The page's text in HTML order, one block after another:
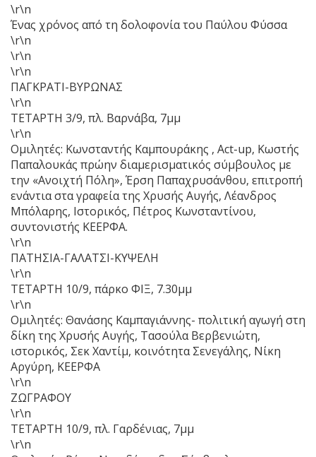
\r\n
Ένας χρόνος από τη δολοφονία του Παύλου Φύσσα
\r\n
\r\n
\r\n
ΠΑΓΚΡΑΤΙ-ΒΥΡΩΝΑΣ
\r\n
ΤΕΤΑΡΤΗ 3/9, πλ. Βαρνάβα, 7μμ
\r\n
Ομιλητές: Κωνσταντής Καμπουράκης , Act-up, Κωστής
Παπαλουκάς πρώην διαμερισματικός σύμβουλος με
την «Ανοιχτή Πόλη», Έρση Παπαχρυσάνθου, επιτροπή
ενάντια στα γραφεία της Χρυσής Αυγής, Λέανδρος
Μπόλαρης, Ιστορικός, Πέτρος Κωνσταντίνου,
συντονιστής ΚΕΕΡΦΑ.
\r\n
ΠΑΤΗΣΙΑ-ΓΑΛΑΤΣΙ-ΚΥΨΕΛΗ
\r\n
ΤΕΤΑΡΤΗ 10/9, πάρκο ΦΙΞ, 7.30μμ
\r\n
Ομιλητές: Θανάσης Καμπαγιάννης- πολιτική αγωγή στη
δίκη της Χρυσής Αυγής, Τασούλα Βερβενιώτη,
ιστορικός, Σεκ Χαντίμ, κοινότητα Σενεγάλης, Νίκη
Αργύρη, ΚΕΕΡΦΑ
\r\n
ΖΩΓΡΑΦΟΥ
\r\n
ΤΕΤΑΡΤΗ 10/9, πλ. Γαρδένιας, 7μμ
\r\n